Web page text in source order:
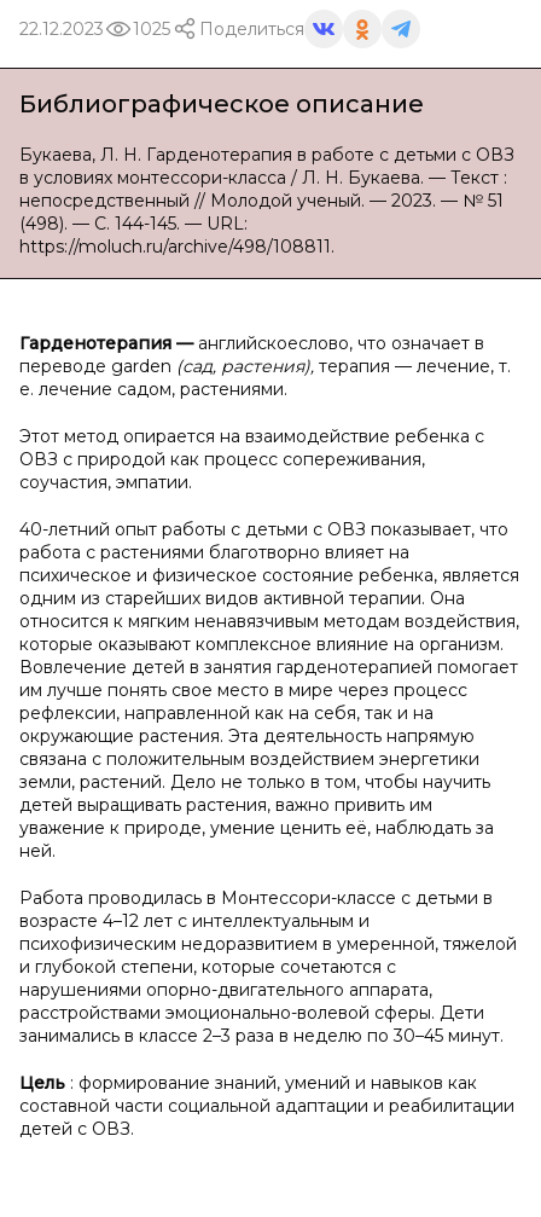
22.12.2023 1025 Поделиться
Библиографическое описание
Букаева, Л. Н. Гарденотерапия в работе с детьми с ОВЗ
в условиях монтессори-класса / Л. Н. Букаева. — Текст :
непосредственный // Молодой ученый. — 2023. — № 51
(498). — С. 144-145. — URL:
https://moluch.ru/archive/498/108811.
Гарденотерапия — английскоеслово, что означает в
переводе garden (сад, растения), терапия — лечение, т.
е. лечение садом, растениями.
Этот метод опирается на взаимодействие ребенка c
ОВЗ с природой как процесс сопереживания,
соучастия, эмпатии.
40-летний опыт работы с детьми с ОВЗ показывает, что
работа с растениями благотворно влияет на
психическое и физическое состояние ребенка, является
одним из старейших видов активной терапии. Она
относится к мягким ненавязчивым методам воздействия,
которые оказывают комплексное влияние на организм.
Вовлечение детей в занятия гарденотерапией помогает
им лучше понять свое место в мире через процесс
рефлексии, направленной как на себя, так и на
окружающие растения. Эта деятельность напрямую
связана с положительным воздействием энергетики
земли, растений. Дело не только в том, чтобы научить
детей выращивать растения, важно привить им
уважение к природе, умение ценить её, наблюдать за
ней.
Работа проводилась в Монтессори-классе с детьми в
возрасте 4–12 лет с интеллектуальным и
психофизическим недоразвитием в умеренной, тяжелой
и глубокой степени, которые сочетаются с
нарушениями опорно-двигательного аппарата,
расстройствами эмоционально-волевой сферы. Дети
занимались в классе 2–3 раза в неделю по 30–45 минут.
Цель : формирование знаний, умений и навыков как
составной части социальной адаптации и реабилитации
детей с ОВЗ.